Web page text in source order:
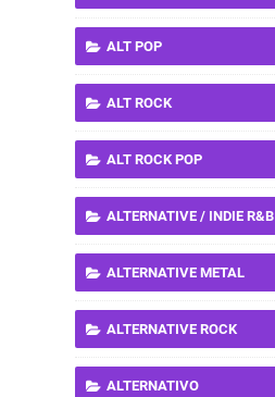
ALT POP
ALT ROCK
ALT ROCK POP
ALTERNATIVE / INDIE R&B
ALTERNATIVE METAL
ALTERNATIVE ROCK
ALTERNATIVO